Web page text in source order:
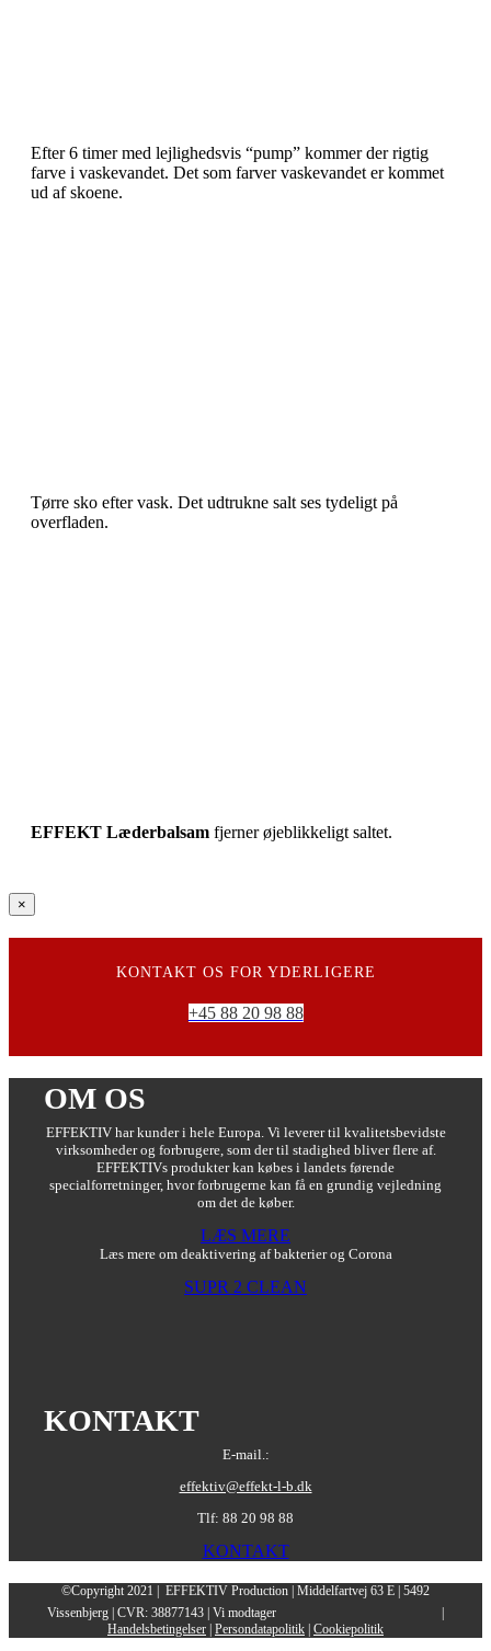
Efter 6 timer med lejlighedsvis “pump” kommer der rigtig
farve i vaskevandet. Det som farver vaskevandet er kommet
ud af skoene.
Tørre sko efter vask. Det udtrukne salt ses tydeligt på
overfladen.
EFFEKT Læderbalsamfjerner øjeblikkeligt saltet.
Close
product
quick
×
KONTAKT OS FOR YDERLIGERE
+45 88 20 98 88
OM OS
EFFEKTIV har kunder i hele Europa. Vi leverer til kvalitetsbevidste
virksomheder og forbrugere, som der til stadighed bliver flere af.
EFFEKTIVs produkter kan købes i landets førende
specialforretninger, hvor forbrugerne kan få en grundig vejledning
om det de køber.
LÆS MERE
Læs mere om deaktivering af bakterier og Corona
SUPR 2 CLEAN
KONTAKT
E-mail.:
effektiv@effekt-l-b.dk
Tlf: 88 20 98 88
KONTAKT
©Copyright 2021 | EFFEKTIV Production | Middelfartvej 63 E | 5492
Vissenbjerg | CVR: 38877143 | Vi modtager
Handelsbetingelser Persondatapolitik Cookiepolitik